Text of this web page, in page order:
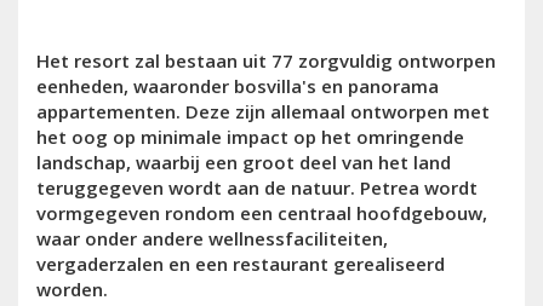
Het resort zal bestaan uit 77 zorgvuldig ontworpen
eenheden, waaronder bosvilla's en panorama
appartementen. Deze zijn allemaal ontworpen met
het oog op minimale impact op het omringende
landschap, waarbij een groot deel van het land
teruggegeven wordt aan de natuur. Petrea wordt
vormgegeven rondom een centraal hoofdgebouw,
waar onder andere wellnessfaciliteiten,
vergaderzalen en een restaurant gerealiseerd
worden.